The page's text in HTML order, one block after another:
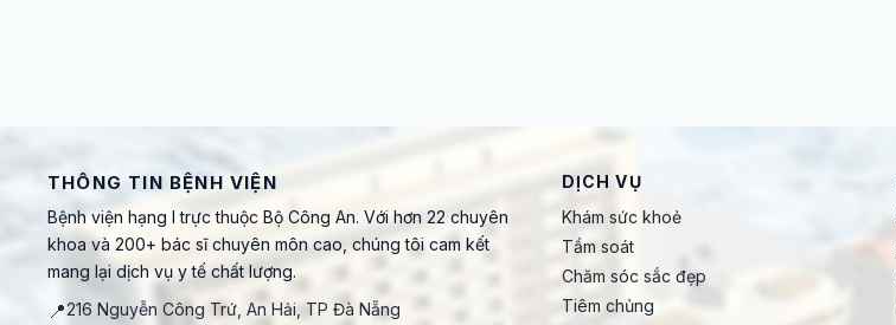
THÔNG TIN BỆNH VIỆN
Bệnh viện hạng I trực thuộc Bộ Công An. Với hơn 22 chuyên
khoa và 200+ bác sĩ chuyên môn cao, chúng tôi cam kết
mang lại dịch vụ y tế chất lượng.
📍216 Nguyễn Công Trứ, An Hải, TP Đà Nẵng
DỊCH VỤ
Khám sức khoẻ
Tầm soát
Chăm sóc sắc đẹp
Tiêm chủng